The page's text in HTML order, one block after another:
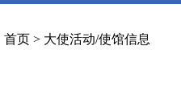
首页 > 大使活动/使馆信息